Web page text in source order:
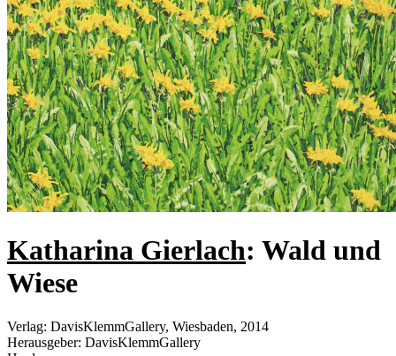
Katharina Gierlach: Wald und
Wiese
Verlag: DavisKlemmGallery, Wiesbaden, 2014
Herausgeber: DavisKlemmGallery